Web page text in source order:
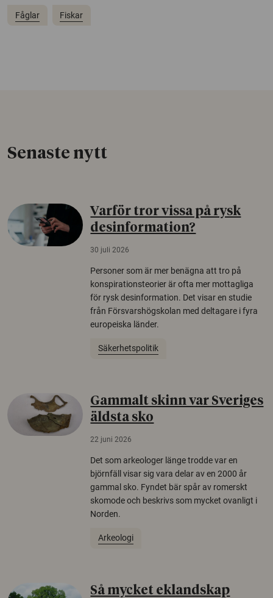
Fåglar Fiskar
Senaste nytt
Varför tror vissa på rysk
desinformation?
30 juli 2026
Personer som är mer benägna att tro på
konspirationsteorier är ofta mer mottagliga
för rysk desinformation. Det visar en studie
från Försvarshögskolan med deltagare i fyra
europeiska länder.
Säkerhetspolitik
Gammalt skinn var Sveriges
äldsta sko
22 juni 2026
Det som arkeologer länge trodde var en
björnfäll visar sig vara delar av en 2000 år
gammal sko. Fyndet bär spår av romerskt
skomode och beskrivs som mycket ovanligt i
Norden.
Arkeologi
Så mycket eklandskap